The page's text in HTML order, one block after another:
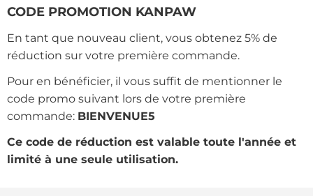
CODE PROMOTION KANPAW
En tant que nouveau client, vous obtenez 5% de
réduction sur votre première commande.
Pour en bénéficier, il vous suffit de mentionner le
code promo suivant lors de votre première
commande: BIENVENUE5
Ce code de réduction est valable toute l'année et
limité à une seule utilisation.